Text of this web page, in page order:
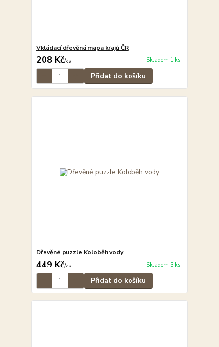
Vkládací dřevěná mapa krajů ČR
208 Kč/ks Skladem 1 ks
Přidat do košíku
Dřevěné puzzle Koloběh vody
449 Kč/ks Skladem 3 ks
Přidat do košíku